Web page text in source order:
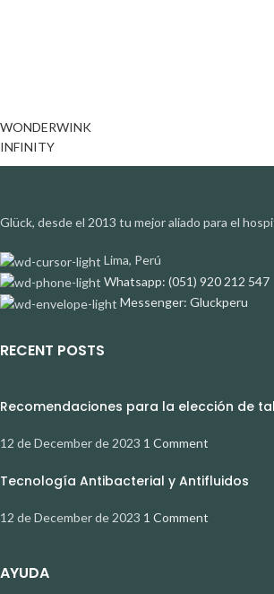
WONDERWINK
INFINITY
Glück, desde el 2013 tu mejor aliado para el
Lima, Perú
Whatsapp: (051) 920 212 547
Messenger: Gluckperu
RECENT POSTS
Recomendaciones para la elección de
12 de December de 2023 1 Comment
Tecnología Antibacterial y Antifluidos
12 de December de 2023 1 Comment
AYUDA